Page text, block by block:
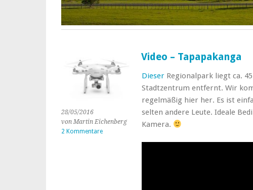
28/05/2016
von Martin Eichenberg
2 Kommentare
Video – Tapapakanga
DieserRegionalpark liegt ca.
Stadtzentrum entfernt. Wir
regelmäßig hier her. Es ist
selten andere Leute. Ideale
Kamera.